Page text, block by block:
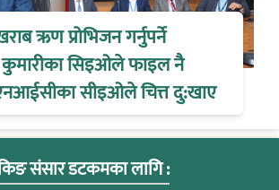
ऋण प्रोभिजन गर्नुपर्ने
कुमारीका सिइओले फाइल नै
सीइओले चित्त दु:खाए
संसार डटकमका लागि :